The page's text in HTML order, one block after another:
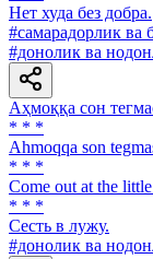
Нет худа без добра.
#самарадорлик ва
#донолик ва
Аҳмоққа сон
* * *
Ahmoqqa son
* * *
Come out at the
* * *
Сесть в лужу.
#донолик ва